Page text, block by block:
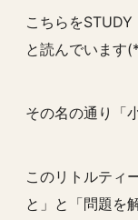
こちらを
と読んでいます
その名の通り「
このリトルティ
と」と「問題を